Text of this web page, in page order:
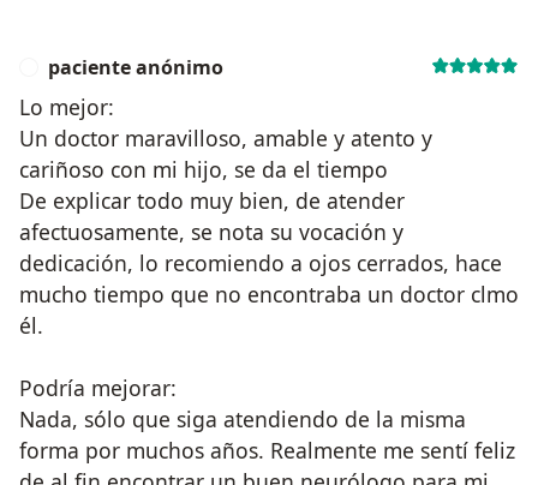
paciente anónimo
Lo mejor:
Un doctor maravilloso, amable y atento y
cariñoso con mi hijo, se da el tiempo
De explicar todo muy bien, de atender
afectuosamente, se nota su vocación y
dedicación, lo recomiendo a ojos cerrados, hace
mucho tiempo que no encontraba un doctor clmo
él.
Podría mejorar:
Nada, sólo que siga atendiendo de la misma
forma por muchos años. Realmente me sentí feliz